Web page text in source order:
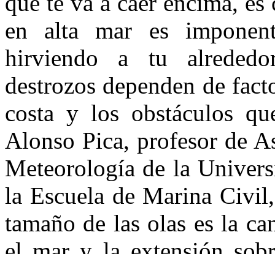
en alta mar es
hirviendo a tu
destrozos dependen de
costa y los obstáculos
Alonso Pica, profesor de
Meteorología de la
la Escuela de Marina
tamaño de las olas es la